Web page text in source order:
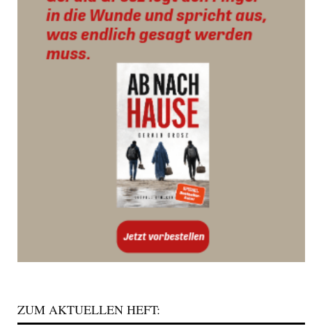
ZUM AKTUELLEN HEFT: